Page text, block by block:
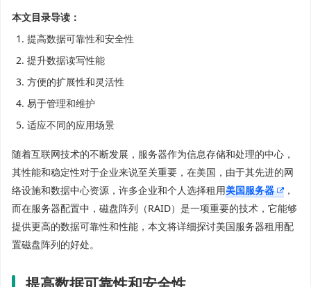
本文目录导读：
提高数据可靠性和安全性
提升数据读写性能
方便的扩展性和灵活性
易于管理和维护
适应不同的应用场景
随着互联网技术的不断发展，服务器作为信息存储和处理的中心，
其性能和稳定性对于企业来说至关重要，在美国，由于其先进的网
络设施和数据中心资源，许多企业和个人选择租用美国服务器
，
而在服务器配置中，磁盘阵列（RAID）是一项重要的技术，它能够
提供更高的数据可靠性和性能，本文将详细探讨美国服务器租用配
置磁盘阵列的好处。